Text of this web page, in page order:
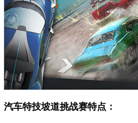
汽车特技坡道挑战赛特点：